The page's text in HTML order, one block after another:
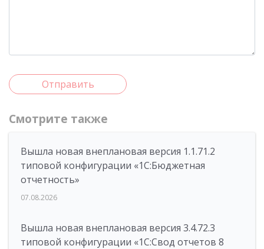
Отправить
Смотрите также
Вышла новая внеплановая версия 1.1.71.2
типовой конфигурации «1C:Бюджетная
отчетность»
07.08.2026
Вышла новая внеплановая версия 3.4.72.3
типовой конфигурации «1C:Свод отчетов 8